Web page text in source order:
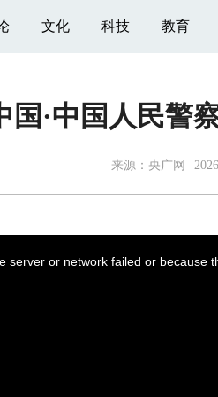
文化 科技 教育
国·中国人民警
来源： 央广网
or network failed or because